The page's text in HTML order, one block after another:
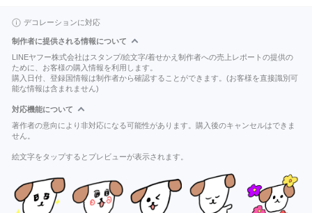
デコレーションに対応
制作者に提供される情報について
LINEヤフー株式会社はスタンプ/絵文字/着せかえ制作者への売上レポートの提供の
ために、お客様の購入情報を利用します。
購入日付、登録国情報は制作者から確認することができます。(お客様を直接識別可
能な情報は含まれません)
対応機能について
著作者の意向により非対応になる可能性があります。購入後のキャンセルはできま
せん。
絵文字をタップするとプレビューが表示されます。